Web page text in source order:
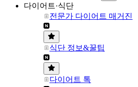
다이어트·식단
전문가 다이어트 매거진
식단 정보&꿀팁
다이어트 톡